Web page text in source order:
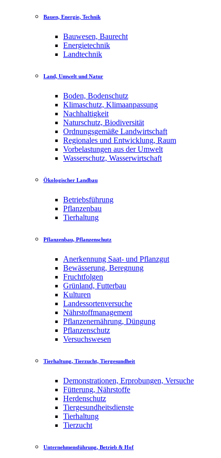
Bauen, Energie, Technik
Bauwesen, Baurecht
Energietechnik
Landtechnik
Land, Umwelt und Natur
Boden, Bodenschutz
Klimaschutz, Klimaanpassung
Nachhaltigkeit
Naturschutz, Biodiversität
Ordnungsgemäße Landwirtschaft
Regionales und Entwicklung, Raum
Vorbelastungen aus der Umwelt
Wasserschutz, Wasserwirtschaft
Ökologischer Landbau
Betriebsführung
Pflanzenbau
Tierhaltung
Pflanzenbau, Pflanzenschutz
Anerkennung Saat- und Pflanzgut
Bewässerung, Beregnung
Fruchtfolgen
Grünland, Futterbau
Kulturen
Landessortenversuche
Nährstoffmanagement
Pflanzenernährung, Düngung
Pflanzenschutz
Versuchswesen
Tierhaltung, Tierzucht, Tiergesundheit
Demonstrationen, Erprobungen, Versuche
Fütterung, Nährstoffe
Herdenschutz
Tiergesundheitsdienste
Tierhaltung
Tierzucht
Unternehmensführung, Betrieb & Hof